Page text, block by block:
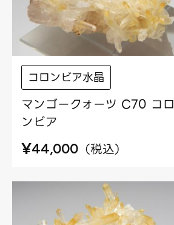
コロンビア水晶
マンゴークォーツ C70 コロ
ンビア
¥44,000 （税込）